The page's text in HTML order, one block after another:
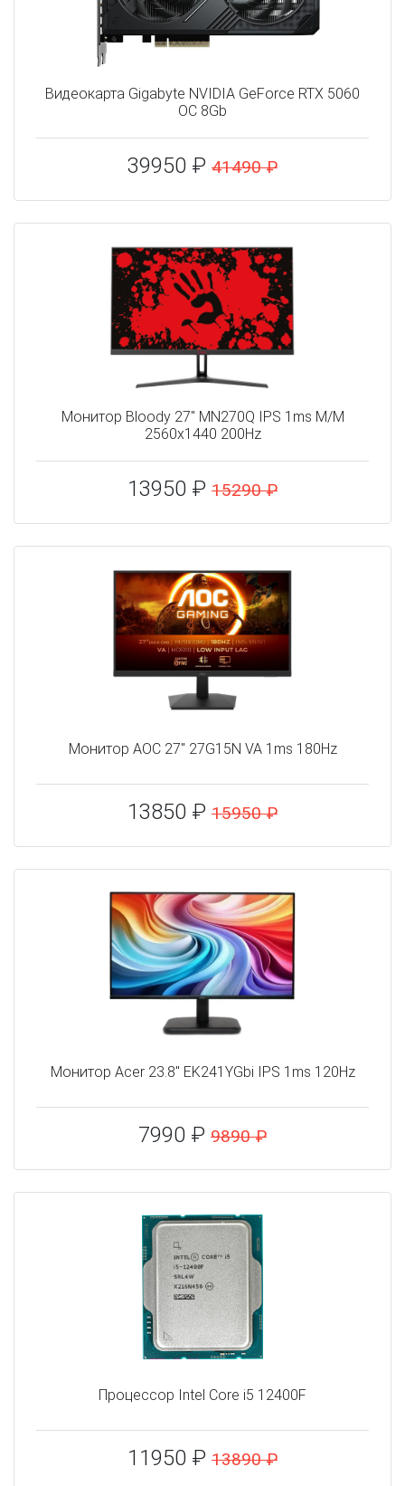
Видеокарта Gigabyte NVIDIA GeForce RTX 5060
OC 8Gb
39950 ₽ 41490 ₽
Монитор Bloody 27" MN270Q IPS 1ms M/M
2560x1440 200Hz
13950 ₽ 15290 ₽
Монитор AOC 27" 27G15N VA 1ms 180Hz
13850 ₽ 15950 ₽
Монитор Acer 23.8" EK241YGbi IPS 1ms 120Hz
7990 ₽ 9890 ₽
Процессор Intel Core i5 12400F
11950 ₽ 13890 ₽